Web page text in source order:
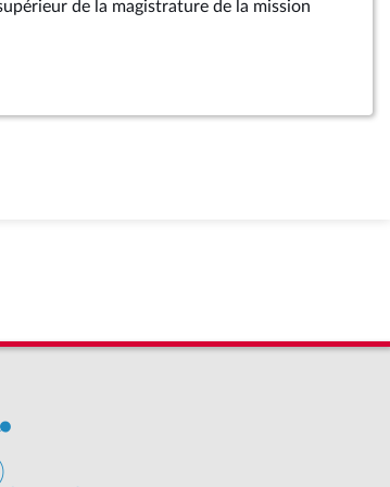
de la magistrature de la mission